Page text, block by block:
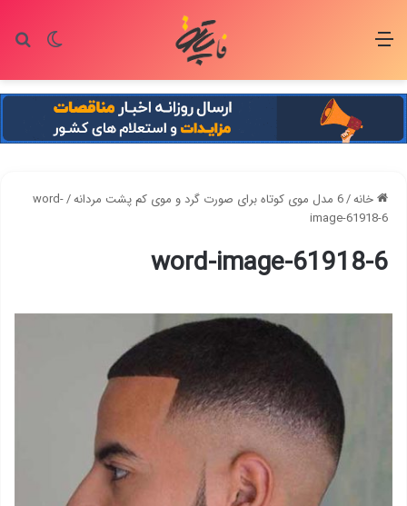
تغییر منو
خانه/6 مدل موی کوتاه برای صورت گرد و موی کم پشت مردانه /
word-
image-61918-6
word-image-61918-6